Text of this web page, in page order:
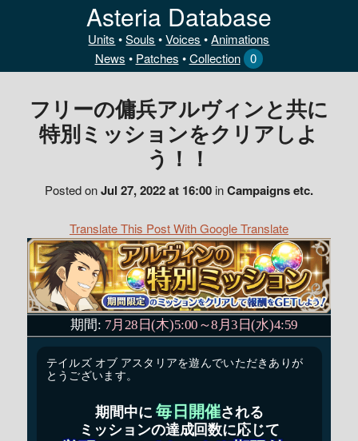
Asteria Database
Units •Souls •Voices •Animations
News • Patches •Collection 0
フリーの傭兵アルヴィンと共に
特別ミッションをクリアしよ
う！！
Posted onJul 27, 2022 at 16:00inCampaigns etc.
Translate This Post With Google Translate